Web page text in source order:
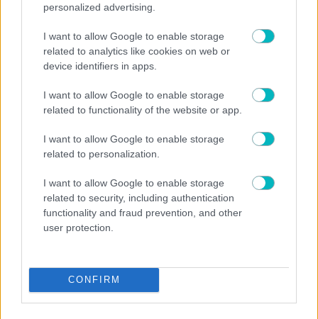
personalized advertising.
I want to allow Google to enable storage
related to analytics like cookies on web or
device identifiers in apps.
I want to allow Google to enable storage
related to functionality of the website or app.
I want to allow Google to enable storage
related to personalization.
I want to allow Google to enable storage
related to security, including authentication
functionality and fraud prevention, and other
user protection.
CONFIRM
ΑΕΚ: Η ακαδημία ποδοσφαίρου Γυναικών στην
υποδοχή της Κούπας στη Νέα Φιλαδέλφεια (ΦΩΤΟ-
ΑΕΚ: Απέκτησε και την διεθνή Ιταλίδα Νικόλ Άρλια
στο πινγκ πονγκ